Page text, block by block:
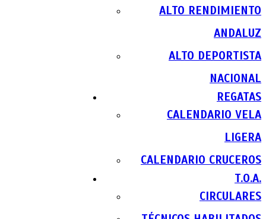
ALTO RENDIMIENTO
ANDALUZ
ALTO DEPORTISTA
NACIONAL
REGATAS
CALENDARIO VELA
LIGERA
CALENDARIO CRUCEROS
T.O.A.
CIRCULARES